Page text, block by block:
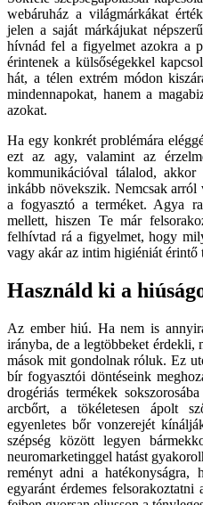
webáruház a világmárkákat
jelen a saját márkájukat
hívnád fel a figyelmet azokra a
érintenek a külsőségekkel
hát, a télen extrém módon
mindennapokat, hanem a
azokat.
Ha egy konkrét problémára
ezt az agy, valamint az
kommunikációval tálalod,
inkább növekszik. Nemcsak arról
a fogyasztó a terméket. Agya
mellett, hiszen Te már
felhívtad rá a figyelmet, hogy
vagy akár az intim higiéniát érintő
Használd ki a
Az ember hiú. Ha nem is
irányba, de a legtöbbeket érdekli,
mások mit gondolnak róluk. Ez
bír fogyasztói döntéseink
drogériás termékek
arcbőrt, a tökéletesen ápolt
egyenletes bőr vonzerejét
szépség között legyen
neuromarketinggel hatást
reményt adni a hatékonyságra,
egyaránt érdemes